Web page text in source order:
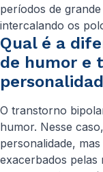
períodos de grande
intercalando os
Qual é a
de humor e
O transtorno
humor. Nesse
personalidade,
exacerbados pelas